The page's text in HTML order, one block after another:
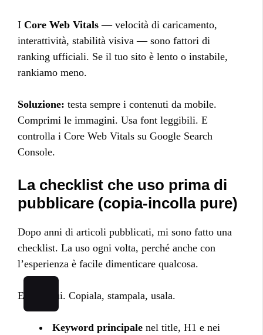
I Core Web Vitals — velocità di caricamento,
interattività, stabilità visiva — sono fattori di
ranking ufficiali. Se il tuo sito è lento o instabile,
rankiamo meno.
Soluzione: testa sempre i contenuti da mobile.
Comprimi le immagini. Usa font leggibili. E
controlla i Core Web Vitals su Google Search
Console.
La checklist che uso prima di
pubblicare (copia-incolla pure)
Dopo anni di articoli pubblicati, mi sono fatto una
checklist. La uso ogni volta, perché anche con
l’esperienza è facile dimenticare qualcosa.
Eccola qui. Copiala, stampala, usala.
Keyword principale nel title, H1 e nei